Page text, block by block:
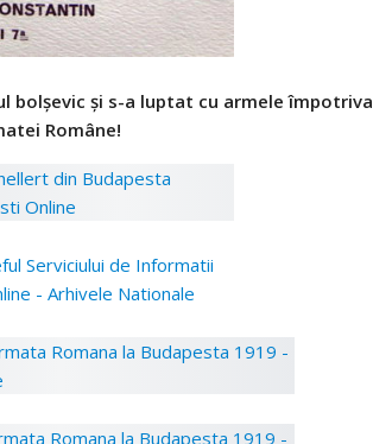
bolşevic şi s-a luptat cu armele împotriva
Române!